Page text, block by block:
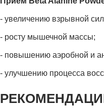
- увеличению взрывной
- росту мышечной массы;
- повышению аэробной и
- улучшению процесса